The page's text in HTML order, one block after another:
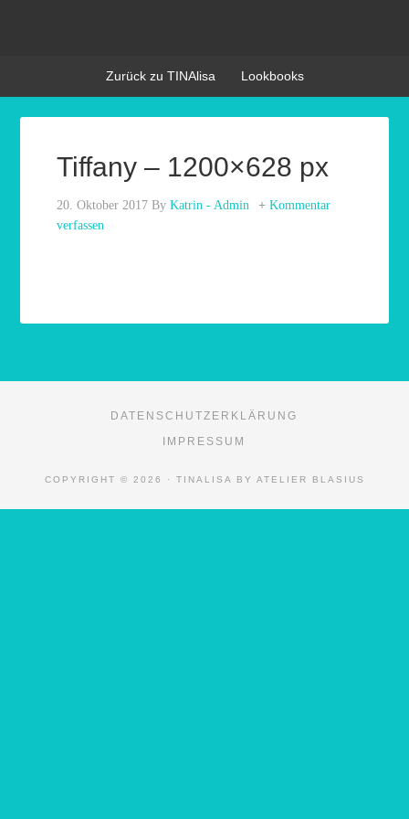
Zurück zu TINAlisa Lookbooks
Tiffany – 1200×628 px
20. Oktober 2017 ByKatrin - Admin
Kommentar
verfassen
DATENSCHUTZERKLÄRUNG
IMPRESSUM
COPYRIGHT © 2026 · TINALISA BY ATELIER BLASIUS